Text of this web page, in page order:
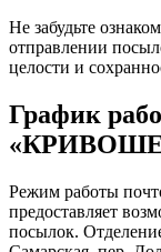
Не забудьте
отправлении
целости и
График
Режим работы
предоставляет
посылок.